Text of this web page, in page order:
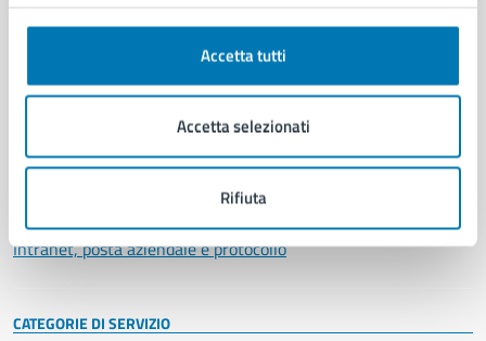
Accetta tutti
Accetta selezionati
Rifiuta
Municipalità
Politici
Documenti e dati
Intranet, posta aziendale e protocollo
CATEGORIE DI SERVIZIO